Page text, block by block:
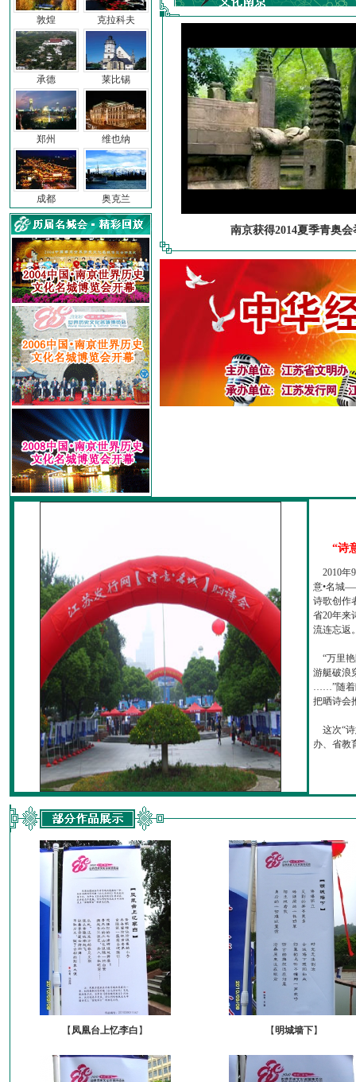
敦煌
承德
郑州
成都
克拉科夫
莱比锡
维也纳
奥克兰
南京获得2014夏季青奥会
“诗
2010年
意•名城
诗歌创作
省20年来
流连忘返
“万里艳
游艇破浪
……”随着
把晒诗会
这次“诗
办、省教
【 凤凰台上忆李白 】 【明城墙下】